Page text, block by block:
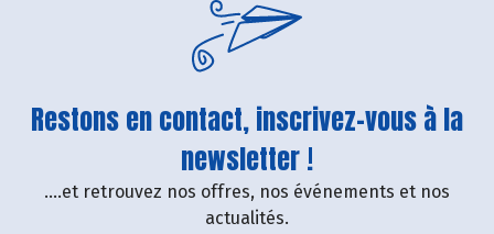
Restons en contact, inscrivez-vous à la
newsletter !
....et retrouvez nos offres, nos événements et nos
actualités.